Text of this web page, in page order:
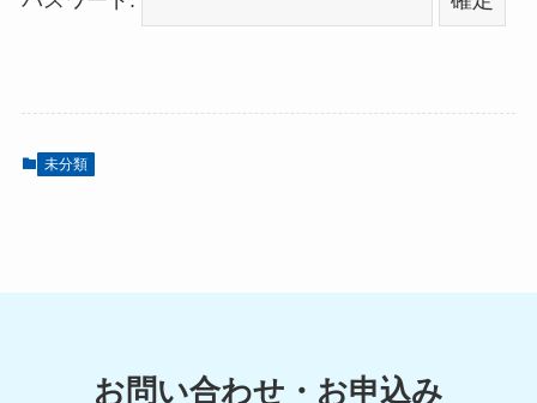
未分類
お問い合わせ・お申込み